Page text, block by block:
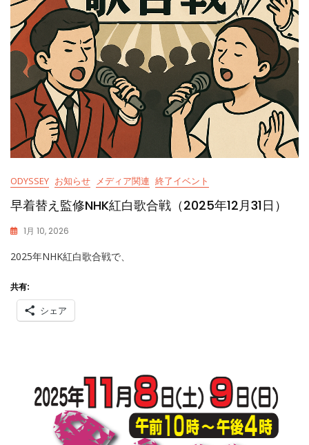
ODYSSEY お知らせ メディア関連 終了イベント
早着替え監修NHK紅白歌合戦（2025年12月31日）
1月 10, 2026
A
2025年NHK紅白歌合戦で、
共有:
シェア